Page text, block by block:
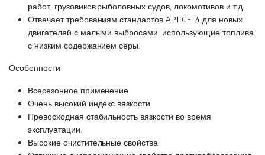
работ, грузовиков,рыболовных судов, локомотивов и т.д.
Отвечает требованиям стандартов API CF-4 для новых
двигателей с малыми выбросами, использующие топлива
с низким содержанием серы.
Особенности
Всесезонное применение
Очень высокий индекс вязкости.
Превосходная стабильность вязкости во время
эксплуатации.
Высокие очистительные свойства.